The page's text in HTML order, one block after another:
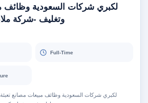
لكبري شركات السعودية وظائف
وتغليف -شركة
Full-Time
لكبري شركات السعودية وظائف مبيعات مصانع